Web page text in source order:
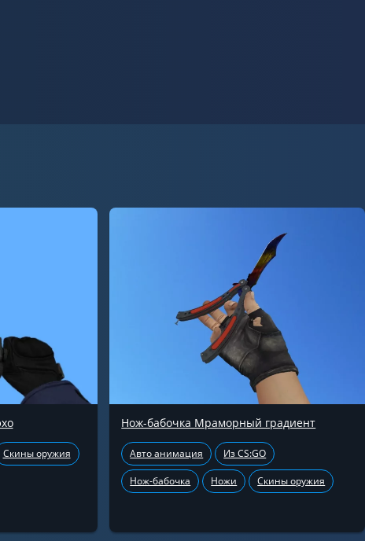
Скины оружия
Нож-бабочка Мраморный градиент
Авто анимация Из CS:GO
Нож-бабочка Ножи Скины оружия